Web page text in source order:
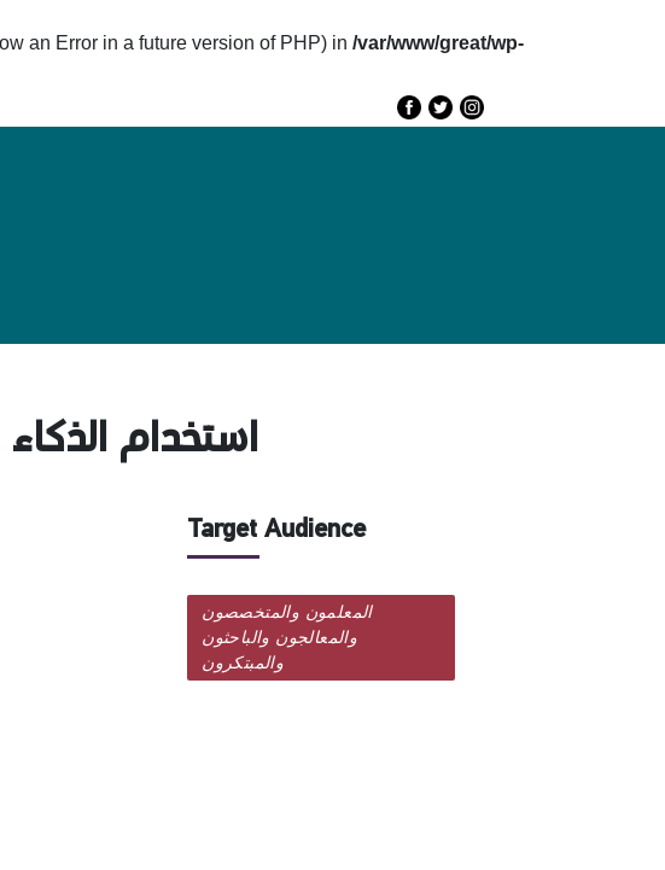
an Error in a future version of PHP) in /var/www/great/wp-
Agenda
استخدام الذكاء
Target Audience
المعلمون والمتخصصون
والمعالجون والباحثون
والمبتكرون